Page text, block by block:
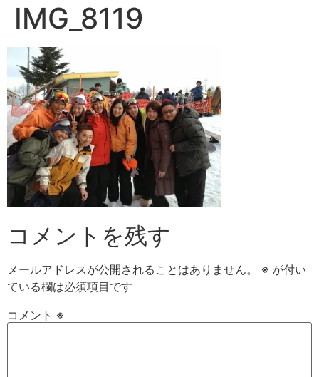
IMG_8119
コメントを残す
メールアドレスが公開されることはありません。 ※ が付い
ている欄は必須項目です
コメント ※